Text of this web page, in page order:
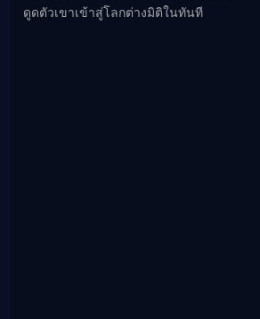
ดูดตัวเขาเข้าสู่โลกต่างมิติในทันที